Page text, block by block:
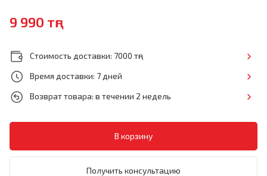
9 990 тңг
Стоимость доставки: 7000 тңг
Время доставки: 7 дней
Возврат товара: в течении 2 недель
Получить консультацию